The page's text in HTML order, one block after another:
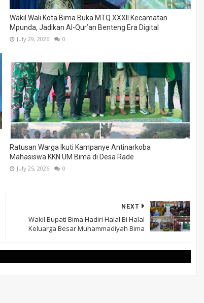
Wakil Wali Kota Bima Buka MTQ XXXII Kecamatan
Mpunda, Jadikan Al-Qur’an Benteng Era Digital
July 29, 2026 0
Ratusan Warga Ikuti Kampanye Antinarkoba
Mahasiswa KKN UM Bima di Desa Rade
July 25, 2026 0
NEXT
Wakil Bupati Bima Hadiri Halal Bi Halal
Keluarga Besar Muhammadiyah Bima